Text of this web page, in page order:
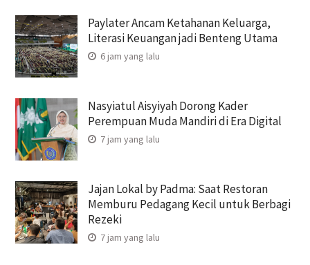
Paylater Ancam Ketahanan Keluarga,
Literasi Keuangan jadi Benteng Utama
6 jam yang lalu
Nasyiatul Aisyiyah Dorong Kader
Perempuan Muda Mandiri di Era Digital
7 jam yang lalu
Jajan Lokal by Padma: Saat Restoran
Memburu Pedagang Kecil untuk Berbagi
Rezeki
7 jam yang lalu